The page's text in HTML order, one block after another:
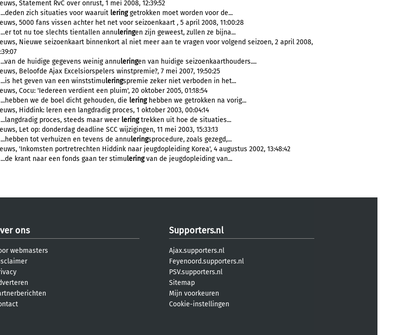
Statement RvC over onrust, 1 mei 2008, 12:39:52
...deden zich situaties voor waaruit leringgetrokken moet worden voor de...
5000 fans vissen achter het net voor seizoenkaart , 5 april 2008, 11:00:28
...er tot nu toe slechts tientallen annuleringen zijn geweest, zullen ze bijna...
Nieuwe seizoenkaart binnenkort al niet meer aan te vragen voor volgend seizoen, 2 april 2008,
...van de huidige gegevens weinig annuleringen van huidige seizoenkaarthouders....
Beloofde Ajax Excelsiorspelers winstpremie?, 7 mei 2007, 19:50:25
...is het geven van een winststimuleringspremie zeker niet verboden in het...
Cocu: 'Iedereen verdient een pluim', 20 oktober 2005, 01:18:54
...hebben we de boel dicht gehouden, die leringhebben we getrokken na vorig...
Hiddink: leren een langdradig proces, 1 oktober 2003, 00:04:14
...langdradig proces, steeds maar weer leringtrekken uit hoe de situaties...
Let op: donderdag deadline SCC wijzigingen, 11 mei 2003, 15:33:13
...hebben tot verhuizen en tevens de annuleringsprocedure, zoals gezegd,...
'Inkomsten portretrechten Hiddink naar jeugdopleiding Korea', 4 augustus 2002, 13:48:42
...de krant naar een fonds gaan ter stimuleringvan de jeugdopleiding van...
ons
webmasters
Supporters.nl
Ajax.supporters.nl
Feyenoord.supporters.nl
PSV.supporters.nl
Sitemap
Mijn voorkeuren
Cookie-instellingen